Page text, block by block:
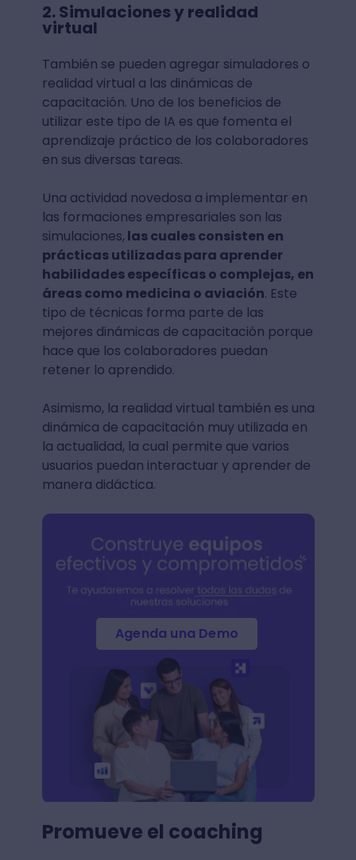
2. Simulaciones y realidad
virtual
También se pueden agregar simuladores o
realidad virtual a las dinámicas de
capacitación. Uno de los beneficios de
utilizar este tipo de IA es que fomenta el
aprendizaje práctico de los colaboradores
en sus diversas tareas.
Una actividad novedosa a implementar en
las formaciones empresariales son las
simulaciones, las cuales consisten en
prácticas utilizadas para aprender
habilidades específicas o complejas, en
áreas como medicina o aviación. Este
tipo de técnicas forma parte de las
mejores dinámicas de capacitación porque
hace que los colaboradores puedan
retener lo aprendido.
Asimismo, la realidad virtual también es una
dinámica de capacitación muy utilizada en
la actualidad, la cual permite que varios
usuarios puedan interactuar y aprender de
manera didáctica.
Agenda una Demo
Promueve el coaching